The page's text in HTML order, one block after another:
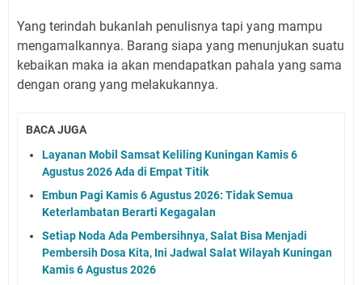
Yang terindah bukanlah penulisnya tapi yang mampu
mengamalkannya. Barang siapa yang menunjukan suatu
kebaikan maka ia akan mendapatkan pahala yang sama
dengan orang yang melakukannya.
BACA JUGA
Layanan Mobil Samsat Keliling Kuningan Kamis 6
Agustus 2026 Ada di Empat Titik
Embun Pagi Kamis 6 Agustus 2026: Tidak Semua
Keterlambatan Berarti Kegagalan
Setiap Noda Ada Pembersihnya, Salat Bisa Menjadi
Pembersih Dosa Kita, Ini Jadwal Salat Wilayah Kuningan
Kamis 6 Agustus 2026